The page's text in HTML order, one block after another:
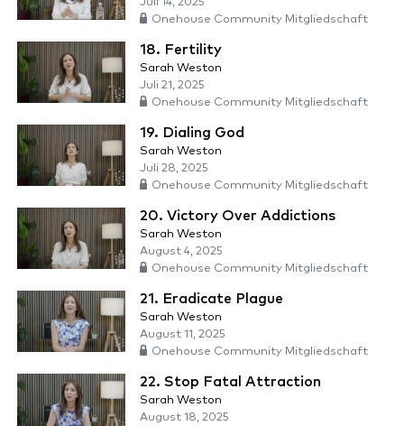
Juli 14, 2025
Onehouse Community Mitgliedschaft
18. Fertility
Sarah Weston
Juli 21, 2025
Onehouse Community Mitgliedschaft
19. Dialing God
Sarah Weston
Juli 28, 2025
Onehouse Community Mitgliedschaft
20. Victory Over Addictions
Sarah Weston
August 4, 2025
Onehouse Community Mitgliedschaft
21. Eradicate Plague
Sarah Weston
August 11, 2025
Onehouse Community Mitgliedschaft
22. Stop Fatal Attraction
Sarah Weston
August 18, 2025